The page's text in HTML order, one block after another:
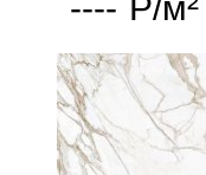
---- Р/м²